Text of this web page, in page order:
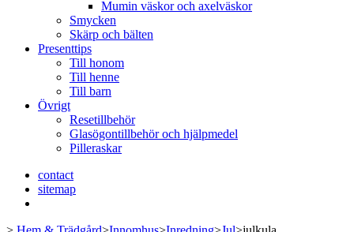
Mumin väskor och axelväskor
Smycken
Skärp och bälten
Presenttips
Till honom
Till henne
Till barn
Övrigt
Resetillbehör
Glasögontillbehör och hjälpmedel
Pilleraskar
contact
sitemap